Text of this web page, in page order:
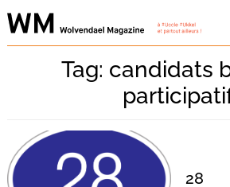
Skip
to
Tag: candidats
28